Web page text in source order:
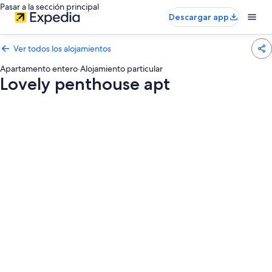
Pasar a la sección principal
Descargar app
Ver todos los alojamientos
Apartamento entero·Alojamiento particular
Lovely penthouse apt